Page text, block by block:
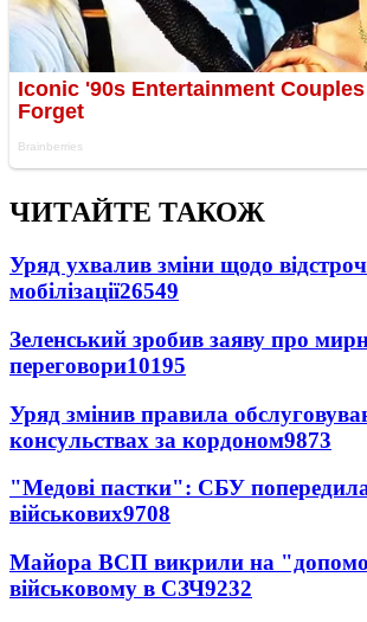
ЧИТАЙТЕ ТАКОЖ
Уряд ухвалив зміни щодо
мобілізації26549
Зеленський зробив заяву про
переговори10195
Уряд змінив правила
консульствах за кордоном9873
"Медові пастки": СБУ
військових9708
Майора ВСП викрили на
військовому в СЗЧ9232